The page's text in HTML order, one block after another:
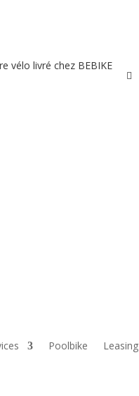
vélo livré chez BEBIKE

Poolbike Leasing